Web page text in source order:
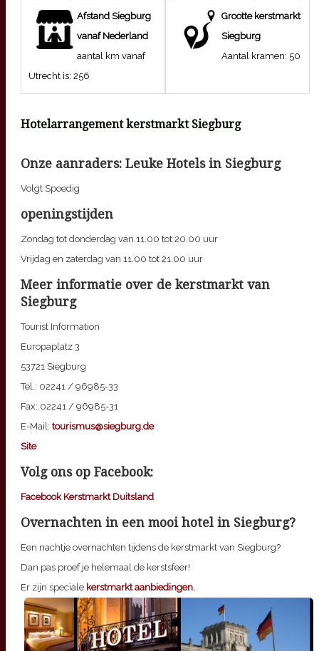
AfstandSiegburg
vanaf Nederland
aantal km vanaf
Utrecht is: 256
Grootte kerstmarkt
Siegburg
Aantal kramen: 50
Hotelarrangement kerstmarkt Siegburg
Onze aanraders: Leuke Hotels in Siegburg
Volgt Spoedig
openingstijden
Zondag tot donderdag van 11.00 tot 20.00 uur
Vrijdag en zaterdag van 11.00 tot 21.00 uur
Meer informatie over de kerstmarkt van
Siegburg
Tourist Information
Europaplatz 3
53721 Siegburg
Tel.: 02241 / 96985-33
Fax: 02241 / 96985-31
E-Mail: tourismus@siegburg.de
Site
Volg ons op Facebook:
Facebook Kerstmarkt Duitsland
Overnachten in een mooi hotel in Siegburg?
Een nachtje overnachten tijdens de kerstmarkt van Siegburg?
Dan pas proef je helemaal de kerstsfeer!
Er zijn speciale kerstmarkt aanbiedingen.